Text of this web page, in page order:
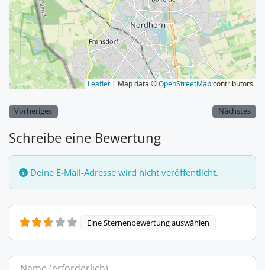
Leaflet | Map data ©OpenStreetMapcontributors
Vorheriges Nächstes
Schreibe eine Bewertung
Deine E-Mail-Adresse wird nicht veröffentlicht.
Eine Sternenbewertung auswählen
Name